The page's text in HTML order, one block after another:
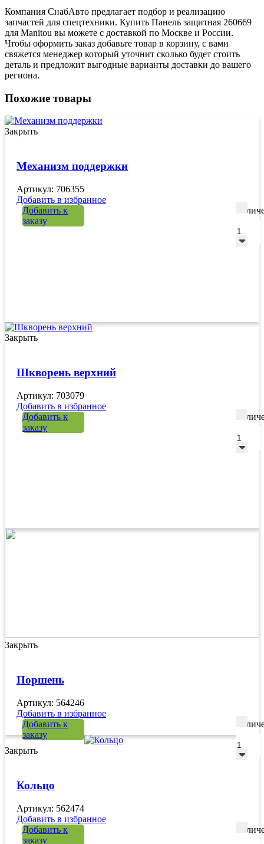
Компания СнабАвто предлагает подбор и реализацию
запчастей для спецтехники. Купить Панель защитная 260669
для Manitou вы можете с доставкой по Москве и России.
Чтобы оформить заказ добавьте товар в корзину, с вами
свяжется менеджер который уточнит сколько будет стоить
деталь и предложит выгодные варианты доставки до вашего
региона.
Похожие товары
Закрыть
Механизм поддержки
Артикул: 706355
Добавить в избранное
Добавить к
заказу
Закрыть
Шкворень верхний
Артикул: 703079
Добавить в избранное
Добавить к
заказу
Закрыть
Поршень
Артикул: 564246
Добавить в избранное
Добавить к
заказу
Закрыть
Кольцо
Артикул: 562474
Добавить в избранное
Добавить к
заказу